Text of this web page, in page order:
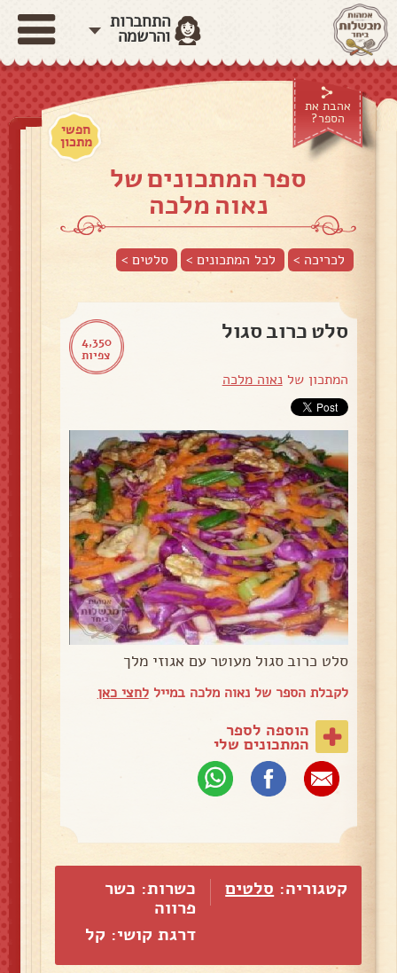
התחברות
והרשמה
אהבת את
הספר?
חפשי
מתכון
ספר המתכונים של
נאוה מלכה
לכריכה > לכל המתכונים > סלטים>
4,350
צפיות
סלט כרוב סגול
המתכון שלנאוה מלכה
סלט כרוב סגול מעוטר עם אגוזי מלך
לקבלת הספר של נאוה מלכה במייללחצי כאן
הוספה לספר
המתכונים שלי
קטגוריה: סלטים
כשרות: כשר
פרווה
דרגת קושי: קל